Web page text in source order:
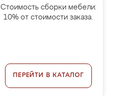
Стоимость сборки мебели:
10% от стоимости заказа.
ПЕРЕЙТИ В КАТАЛОГ